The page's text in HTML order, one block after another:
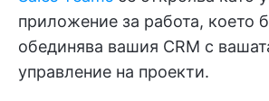
приложение за работа, което
обединява вашия CRM с
управление на проекти.